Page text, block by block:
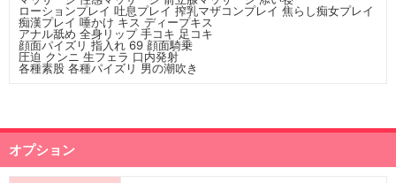
ローションプレイ 吐息プレイ 搾乳マザコンプレイ 焦らし痴女プレイ
痴漢プレイ 唾かけ キス ディープキス
アナル舐め 全身リップ 手コキ 足コキ
顔面パイズリ 指入れ 69 顔面騎乗
圧迫 クンニ 生フェラ 口内発射
各種素股 各種パイズリ 男の潮吹き
オプション